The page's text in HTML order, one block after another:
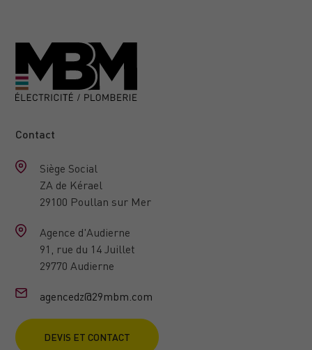
Contact
Siège Social
ZA de Kérael
29100 Poullan sur Mer
Agence d'Audierne
91, rue du 14 Juillet
29770 Audierne
agencedz@29mbm.com
DEVIS ET CONTACT